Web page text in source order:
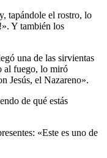
tapándole el rostro, lo
Y también los
una de las sirvientas
al fuego, lo miró
Jesús, el Nazareno».
de qué estás
«Este es uno de